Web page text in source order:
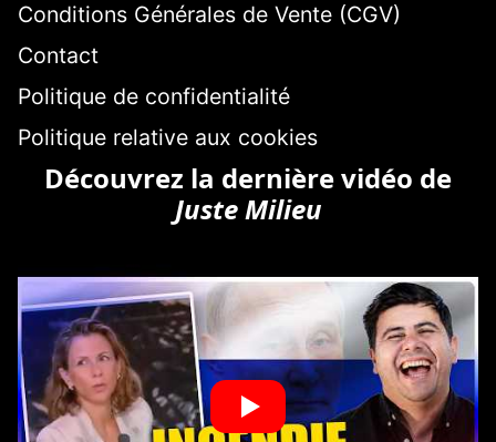
Conditions Générales de Vente (CGV)
Contact
Politique de confidentialité
Politique relative aux cookies
Découvrez la dernière vidéo de
Juste Milieu